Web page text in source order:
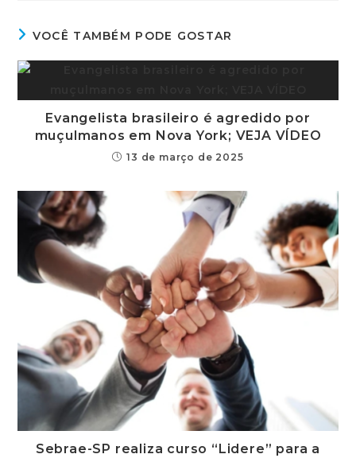
VOCÊ TAMBÉM PODE GOSTAR
Evangelista brasileiro é agredido por
muçulmanos em Nova York; VEJA VÍDEO
13 de março de 2025
Sebrae-SP realiza curso “Lidere” para a